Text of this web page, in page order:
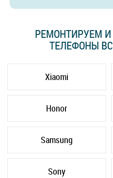
РЕМОНТИРУЕМ
ТЕЛЕФОНЫ
Xiaomi
Honor
Samsung
Sony